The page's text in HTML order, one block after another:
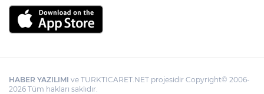
HABER YAZILIMI ve TURKTICARET.NET projesidir Copyright© 2006-
2026 Tüm hakları saklıdır.